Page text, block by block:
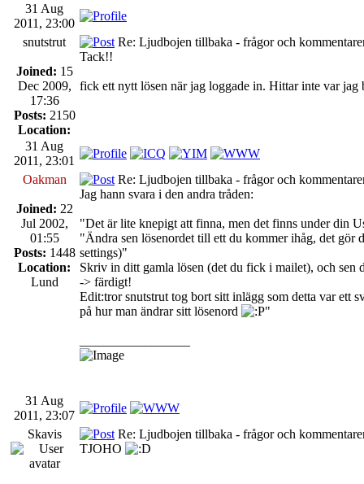
31 Aug
2011, 23:00
snutstrut
Joined: 15
Dec 2009,
17:36
Posts: 2150
Location:
Re: Ljudbojen tillbaka - frågor och
Tack!!
fick ett nytt lösen när jag loggade in. Hittar inte var
31 Aug
2011, 23:01
Oakman
Joined: 22
Jul 2002,
01:55
Posts: 1448
Location:
Lund
Re: Ljudbojen tillbaka - frågor och
Jag hann svara i den andra tråden:
"Det är lite knepigt att finna, men det finns under din
"Ändra sen lösenordet till ett du kommer ihåg, det
settings)"
Skriv in ditt gamla lösen (det du fick i mailet), och
-> färdigt!
Edit:tror snutstrut tog bort sitt inlägg som detta var ett
på hur man ändrar sitt lösenord
"
31 Aug
2011, 23:07
Skavis
Re: Ljudbojen tillbaka - frågor och
TJOHO